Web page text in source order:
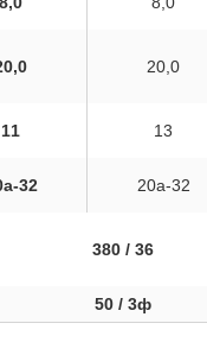
20,0
11 13
32 20a-32
380 / 36
50 / 3ф